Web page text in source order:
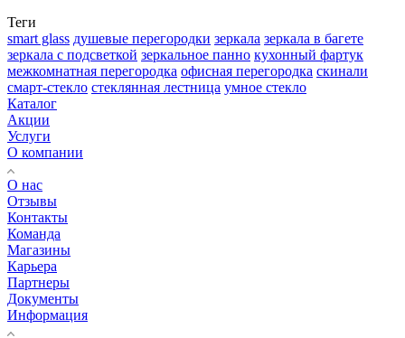
Теги
smart glass душевые перегородки зеркала зеркала в багете
зеркала с подсветкой зеркальное панно кухонный фартук
межкомнатная перегородка офисная перегородка скинали
смарт-стекло стеклянная лестница умное стекло
Каталог
Акции
Услуги
О компании
О нас
Отзывы
Контакты
Команда
Магазины
Карьера
Партнеры
Документы
Информация